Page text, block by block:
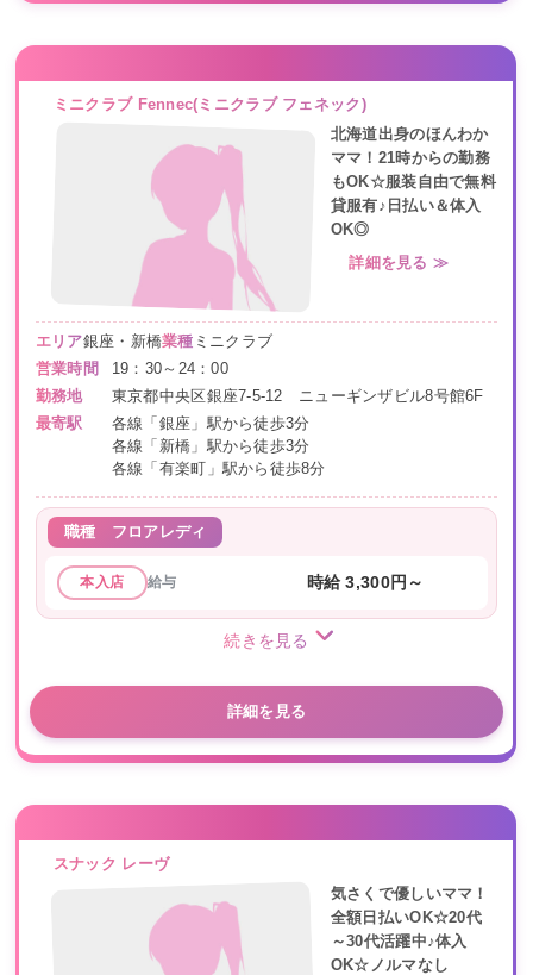
ミニクラブ Fennec(ミニクラブ フェネック)
北海道出身のほんわか
ママ！21時からの勤務
もOK☆服装自由で無料
貸服有♪日払い＆体入
OK◎
詳細を見る ≫
エリア銀座・新橋業種 ミニクラブ
営業時間
19：30～24：00
勤務地
東京都中央区銀座7-5-12 ニューギンザビル8号館6F
最寄駅
各線「銀座」駅から徒歩3分
各線「新橋」駅から徒歩3分
各線「有楽町」駅から徒歩8分
職種 フロアレディ
本入店 給与 時給 3,300円～
続きを見る
詳細を見る
スナック レーヴ
気さくで優しいママ！
全額日払いOK☆20代
～30代活躍中♪体入
OK☆ノルマなし